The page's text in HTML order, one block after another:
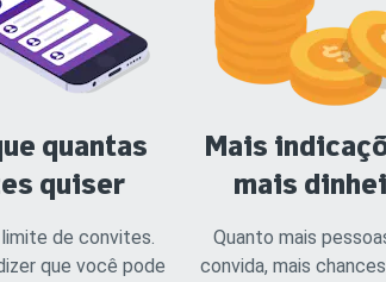
quantas
quiser
de convites.
que você pode
Mais
mais
Quanto mais
convida, mais